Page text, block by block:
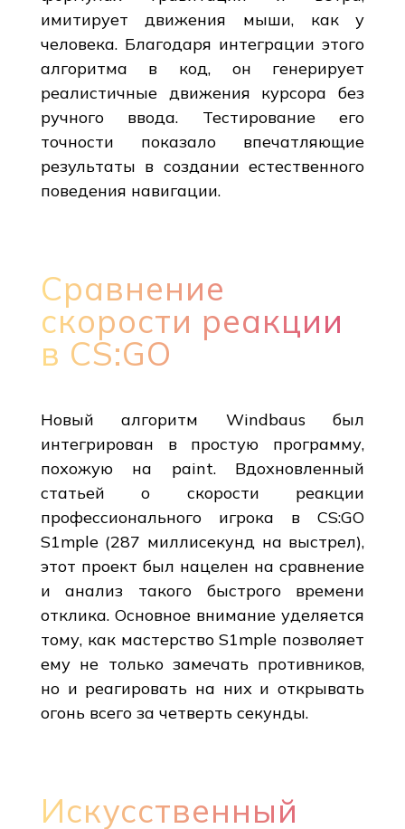
имитирует движения мыши, как у
человека. Благодаря интеграции этого
алгоритма в код, он генерирует
реалистичные движения курсора без
ручного ввода. Тестирование его
точности показало впечатляющие
результаты в создании естественного
поведения навигации.
Сравнение
скорости реакции
в CS:GO
Новый алгоритм Windbaus был
интегрирован в простую программу,
похожую на paint. Вдохновленный
статьей о скорости реакции
профессионального игрока в CS:GO
S1mple (287 миллисекунд на выстрел),
этот проект был нацелен на сравнение
и анализ такого быстрого времени
отклика. Основное внимание уделяется
тому, как мастерство S1mple позволяет
ему не только замечать противников,
но и реагировать на них и открывать
огонь всего за четверть секунды.
Искусственный